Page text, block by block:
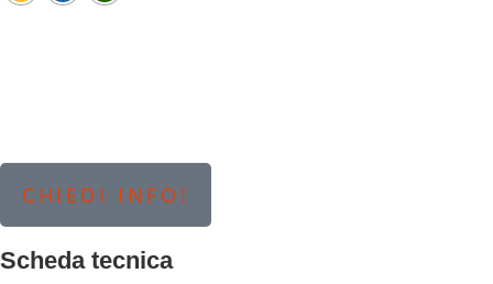
CHIEDI INFO!
Scheda tecnica